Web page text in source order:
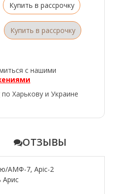
Купить в рассрочку
Купить в рассрочку
с нашими
по Харькову и Украине
ОТЗЫВЫ
АМФ-7, Аріс-2
Арис